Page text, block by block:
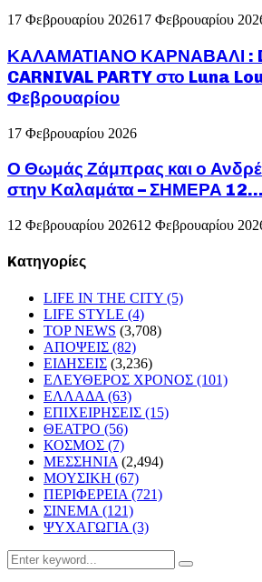
17 Φεβρουαρίου 202617 Φεβρουαρίου
ΚΑΛΑΜΑΤΙΑΝΟ ΚΑΡΝΑΒΑΛΙ :
CARNIVAL PARTY στο Luna
Φεβρουαρίου
17 Φεβρουαρίου 2026
Ο Θωμάς Ζάμπρας και ο
στην Καλαμάτα – ΣΗΜΕΡΑ 12...
12 Φεβρουαρίου 202612 Φεβρουαρίου
Kατηγορίες
LIFE IN THE CITY (5)
LIFE STYLE (4)
TOP NEWS (3,708)
ΑΠΟΨΕΙΣ (82)
ΕΙΔΗΣΕΙΣ (3,236)
ΕΛΕΥΘΕΡΟΣ ΧΡΟΝΟΣ (101)
ΕΛΛΑΔΑ (63)
ΕΠΙΧΕΙΡΗΣΕΙΣ (15)
ΘΕΑΤΡΟ (56)
ΚΟΣΜΟΣ (7)
ΜΕΣΣΗΝΙΑ (2,494)
ΜΟΥΣΙΚΗ (67)
ΠΕΡΙΦΕΡΕΙΑ (721)
ΣΙΝΕΜΑ (121)
ΨΥΧΑΓΩΓΙΑ (3)
Search
for:
Search